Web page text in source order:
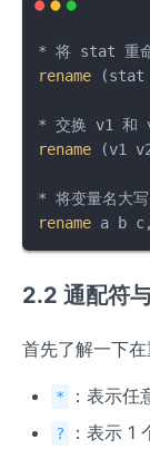
* 将 stat 重
rename (stat
rename (v1
* 将变量名大
rename a b
2.2 通配符
首先了解一下
* ：表示任
? ：表示 1